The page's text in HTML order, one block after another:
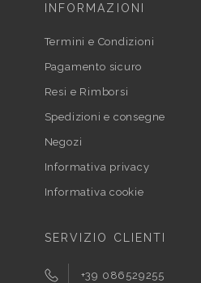
INFORMAZIONI
Termini e Condizioni
Pagamento sicuro
Resi e Rimborsi
Spedizioni e consegne
Negozi
Informativa privacy
Informativa cookie
SERVIZIO CLIENTI
+39 086529255